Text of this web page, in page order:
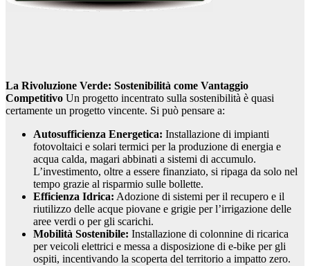
La Rivoluzione Verde: Sostenibilità come Vantaggio
Competitivo Un progetto incentrato sulla sostenibilità è quasi
certamente un progetto vincente. Si può pensare a:
Autosufficienza Energetica: Installazione di impianti
fotovoltaici e solari termici per la produzione di energia e
acqua calda, magari abbinati a sistemi di accumulo.
L’investimento, oltre a essere finanziato, si ripaga da solo nel
tempo grazie al risparmio sulle bollette.
Efficienza Idrica: Adozione di sistemi per il recupero e il
riutilizzo delle acque piovane e grigie per l’irrigazione delle
aree verdi o per gli scarichi.
Mobilità Sostenibile: Installazione di colonnine di ricarica
per veicoli elettrici e messa a disposizione di e-bike per gli
ospiti, incentivando la scoperta del territorio a impatto zero.